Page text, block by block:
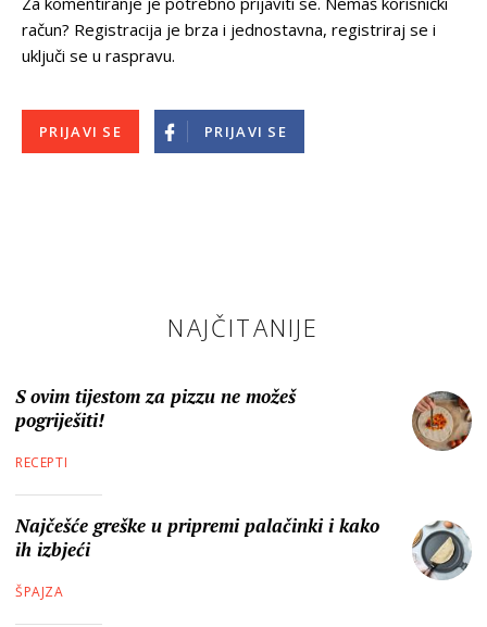
račun? Registracija je brza i jednostavna, registriraj se i
uključi se u raspravu.
PRIJAVI SE PRIJAVI SE
NAJČITANIJE
S ovim tijestom za pizzu ne možeš
pogriješiti!
RECEPTI
Najčešće greške u pripremi palačinki i kako
ih izbjeći
ŠPAJZA